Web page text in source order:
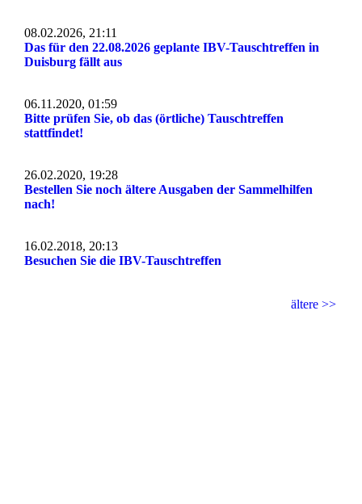
08.02.2026, 21:11
Das für den 22.08.2026 geplante IBV-Tauschtreffen in
Duisburg fällt aus
06.11.2020, 01:59
Bitte prüfen Sie, ob das (örtliche) Tauschtreffen
stattfindet!
26.02.2020, 19:28
Bestellen Sie noch ältere Ausgaben der Sammelhilfen
nach!
16.02.2018, 20:13
Besuchen Sie die IBV-Tauschtreffen
ältere >>